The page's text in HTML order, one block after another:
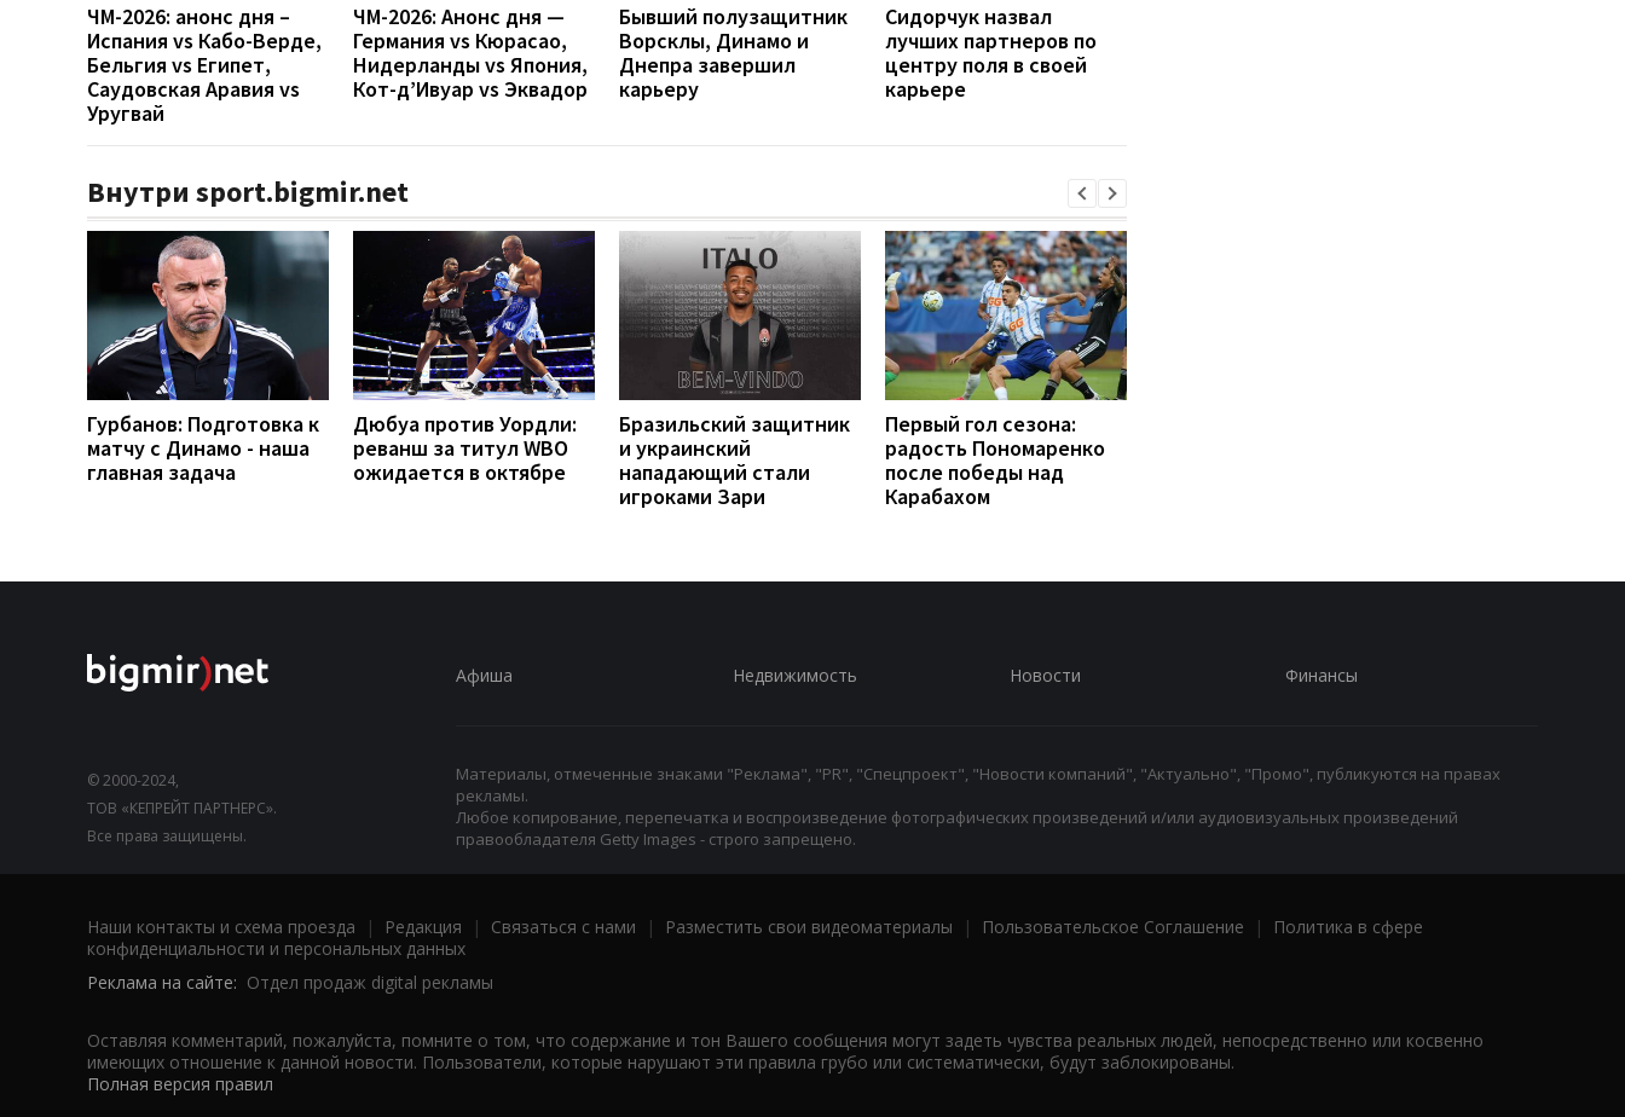
ЧМ-2026: анонс дня –
Испания vs Кабо-Верде,
Бельгия vs Египет,
Саудовская Аравия vs
Уругвай
ЧМ-2026: Анонс дня —
Германия vs Кюрасао,
Нидерланды vs Япония,
Кот-д’Ивуар vs Эквадор
Бывший полузащитник
Ворсклы, Динамо и
Днепра завершил
карьеру
Cидорчук назвал
лучших партнеров по
центру поля в своей
карьере
Внутри sport.bigmir.net
Гурбанов: Подготовка к
матчу с Динамо - наша
главная задача
Дюбуа против Уордли:
реванш за титул WBO
ожидается в октябре
Бразильский защитник
и украинский
нападающий стали
игроками Зари
Первый гол сезона:
радость Пономаренко
после победы над
Карабахом
© 2000-2024,
ТОВ «КЕПРЕЙТ ПАРТНЕРС».
Все права защищены.
Афиша Недвижимость Новости Финансы
Материалы, отмеченные знаками "Реклама", "PR", "Спецпроект", "Новости компаний", "Актуально", "Промо", публикуются на правах
рекламы.
Любое копирование, перепечатка и воспроизведение фотографических произведений и/или аудиовизуальных произведений
правообладателя Getty Images - строго запрещено.
Наши контакты и схема проезда | Редакция | Связаться с нами | Разместить свои видеоматериалы | Пользовательское Соглашение |
Политика в сфере
конфиденциальности и персональных данных
Реклама на сайте: Отдел продаж digital рекламы
Оставляя комментарий, пожалуйста, помните о том, что содержание и тон Вашего сообщения могут задеть чувства реальных людей, непосредственно или косвенно
имеющих отношение к данной новости. Пользователи, которые нарушают эти правила грубо или систематически, будут заблокированы.
Полная версия правил